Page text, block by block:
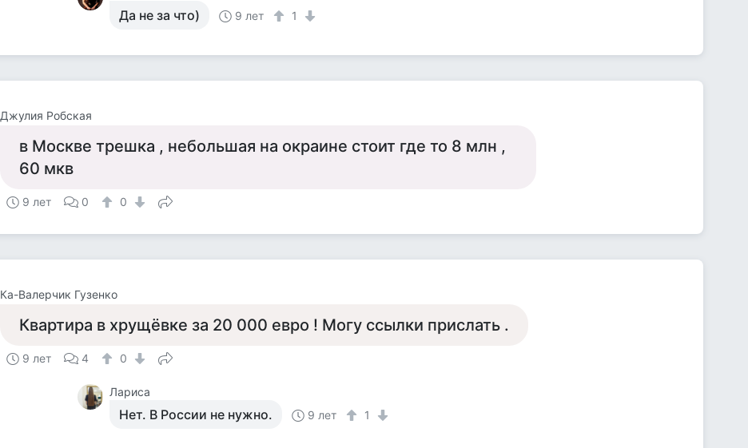
Да не за что) 9 лет 1
Джулия Робская
в Москве трешка , небольшая на окраине стоит где то 8 млн ,
60 мкв
9 лет 0 0
Ка-Валерчик Гузенко
Квартира в хрущёвке за 20 000 евро ! Могу ссылки прислать .
9 лет 4 0
Лариса
Нет. В России не нужно. 9 лет 1